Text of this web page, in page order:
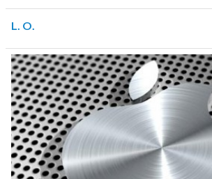
L. O.